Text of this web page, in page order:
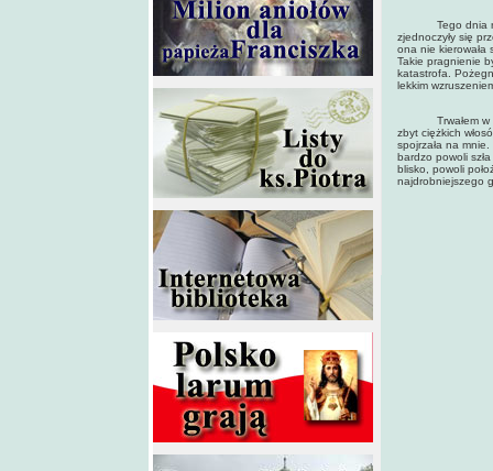
Tego dnia
zjednoczyły się
ona nie kierowała
Takie pragnienie
katastrofa.
lekkim
Trwałem w
zbyt ciężkich
spojrzała na
bardzo powoli
blisko, powoli
najdrobniejszego